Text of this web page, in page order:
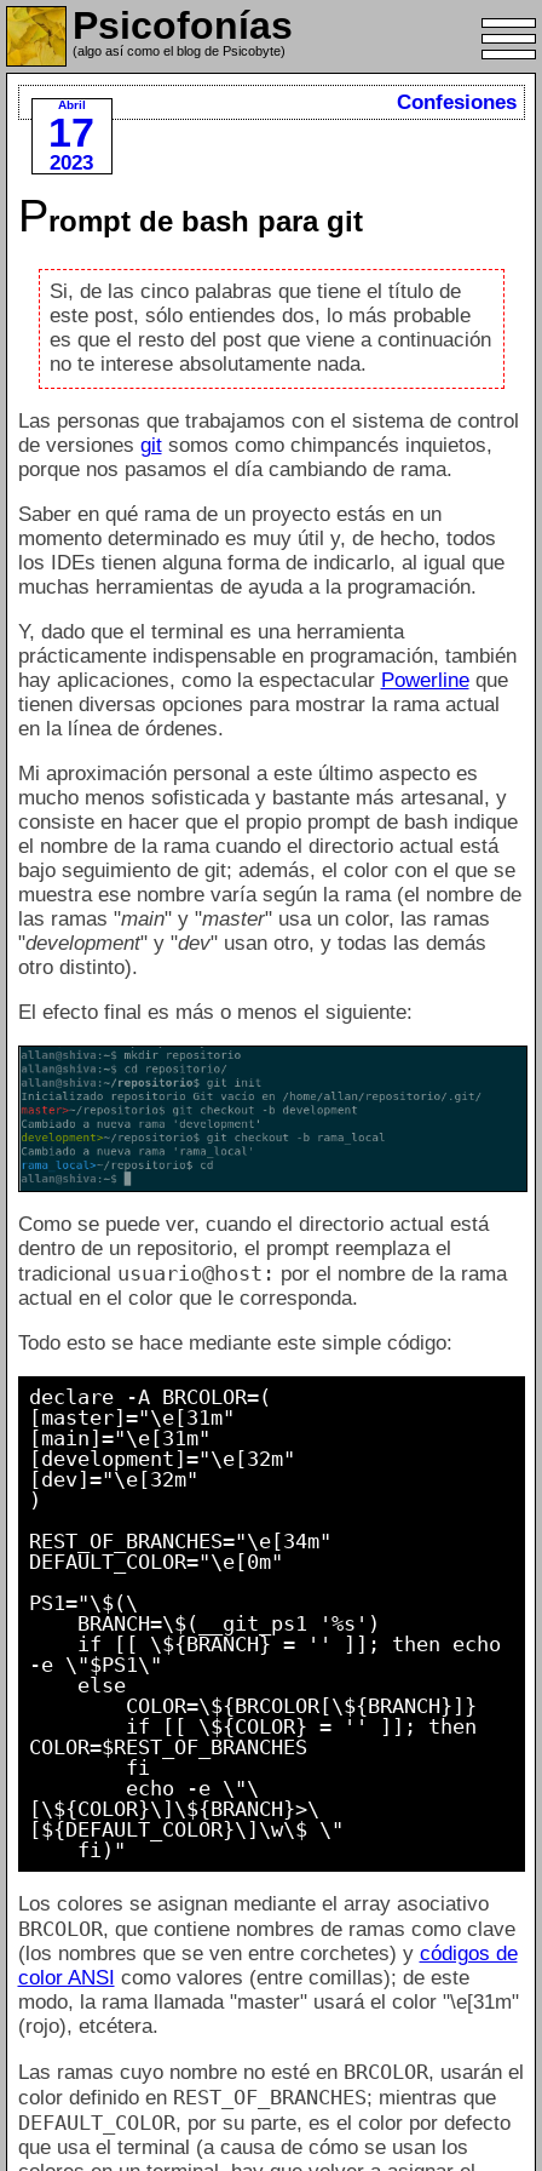
Psicofonías
(algo así como el blog de Psicobyte)
Abril
17
2023
Confesiones
Prompt de bash para git
Si, de las cinco palabras que tiene el título de
este post, sólo entiendes dos, lo más probable
es que el resto del post que viene a continuación
no te interese absolutamente nada.
Las personas que trabajamos con el sistema de control
de versiones gitsomos como chimpancés inquietos,
porque nos pasamos el día cambiando de rama.
Saber en qué rama de un proyecto estás en un
momento determinado es muy útil y, de hecho, todos
los IDEs tienen alguna forma de indicarlo, al igual que
muchas herramientas de ayuda a la programación.
Y, dado que el terminal es una herramienta
prácticamente indispensable en programación, también
hay aplicaciones, como la espectacular Powerlineque
tienen diversas opciones para mostrar la rama actual
en la línea de órdenes.
Mi aproximación personal a este último aspecto es
mucho menos sofisticada y bastante más artesanal, y
consiste en hacer que el propio prompt de bash indique
el nombre de la rama cuando el directorio actual está
bajo seguimiento de git; además, el color con el que se
muestra ese nombre varía según la rama (el nombre de
las ramas "main" y "master" usa un color, las ramas
"development" y "dev" usan otro, y todas las demás
otro distinto).
El efecto final es más o menos el siguiente:
Como se puede ver, cuando el directorio actual está
dentro de un repositorio, el prompt reemplaza el
tradicional usuario@host: por el nombre de la rama
actual en el color que le corresponda.
Todo esto se hace mediante este simple código:
declare -A BRCOLOR=(
[master]="\e[31m"
[main]="\e[31m"
[development]="\e[32m"
[dev]="\e[32m"
)
REST_OF_BRANCHES="\e[34m"
DEFAULT_COLOR="\e[0m"
PS1="\$(\
-e \"$PS1\"
COLOR=$REST_OF_BRANCHES
[\${COLOR}\]\${BRANCH}>\
[${DEFAULT_COLOR}\]\w\$ \"
Los colores se asignan mediante el array asociativo
BRCOLOR, que contiene nombres de ramas como clave
(los nombres que se ven entre corchetes) y códigos de
color ANSI como valores (entre comillas); de este
modo, la rama llamada "master" usará el color "\e[31m"
(rojo), etcétera.
Las ramas cuyo nombre no esté en BRCOLOR, usarán el
color definido en REST_OF_BRANCHES; mientras que
DEFAULT_COLOR, por su parte, es el color por defecto
que usa el terminal (a causa de cómo se usan los